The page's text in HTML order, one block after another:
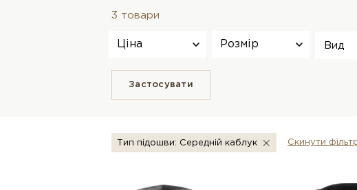
3 товари
Ціна Розмір Вид
Застосувати
Тип підошви: Середній каблук Скинути